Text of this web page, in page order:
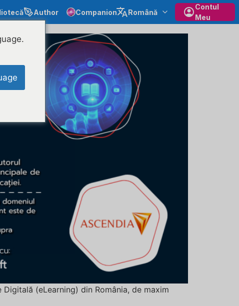
Author Companion Română
Contul
Meu
(eLearning) din România, de maxim